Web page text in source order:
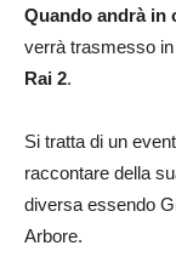
Quando andrà in
verrà trasmesso
Rai 2.
Si tratta di un
raccontare della
diversa essendo
Arbore.